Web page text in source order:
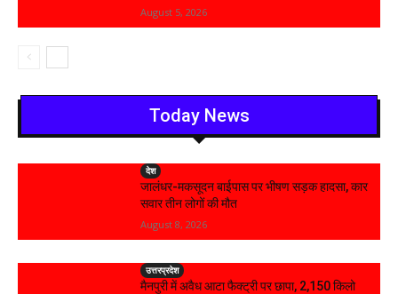
August 5, 2026
Today News
देश
जालंधर-मकसूदन बाईपास पर भीषण सड़क हादसा, कार
सवार तीन लोगों की मौत
August 8, 2026
उत्तरप्रदेश
मैनपुरी में अवैध आटा फैक्ट्री पर छापा, 2,150 किलो